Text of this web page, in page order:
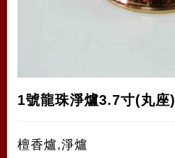
1號龍珠淨爐3.7寸(丸座)
檀香爐,淨爐